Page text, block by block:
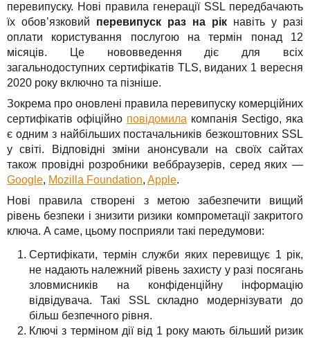
перевипуску. Нові правила генерації SSL передбачають
їх обов’язковий перевипуск раз на рік навіть у разі
оплати користування послугою на термін понад 12
місяців. Це нововведення діє для всіх
загальнодоступних сертифікатів TLS, виданих 1 вересня
2020 року включно та пізніше.
Зокрема про оновлені правила перевипуску комерційних
сертифікатів офіційно повідомила компанія Sectigo, яка
є одним з найбільших постачальників безкоштовних SSL
у світі. Відповідні зміни анонсували на своїх сайтах
також провідні розробники веббраузерів, серед яких —
Google, Mozilla Foundation, Apple.
Нові правила створені з метою забезпечити вищий
рівень безпеки і знизити ризики компрометації закритого
ключа. А саме, цьому посприяли такі передумови:
Сертифікати, термін служби яких перевищує 1 рік,
не надають належний рівень захисту у разі посягань
зловмисників на конфіденційну інформацію
відвідувача. Такі SSL складно модернізувати до
більш безпечного рівня.
Ключі з терміном дії від 1 року мають більший ризик